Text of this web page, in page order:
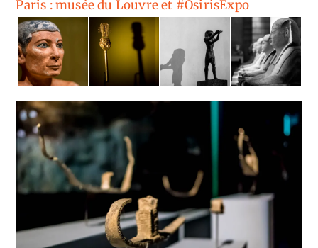
Paris : musée du Louvre et #OsirisExpo